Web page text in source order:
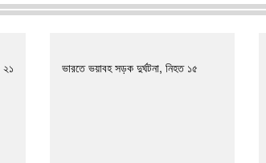
ভারতে ভয়াবহ সড়ক দুর্ঘটনা, নিহত ১৫